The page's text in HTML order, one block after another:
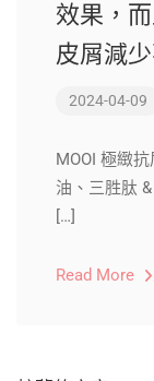
效果，
皮屑減
2024-04-09
MOOI 極緻
油、三胜肽
[…]
Read More